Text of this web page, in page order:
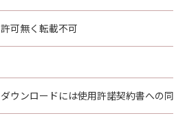
許可無く転載不可
ダウンロードには使用許諾契約書への同意